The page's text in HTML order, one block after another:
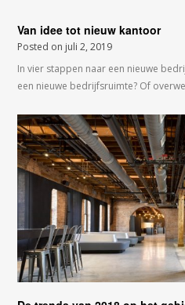
Van idee tot nieuw kantoor
Posted on juli 2, 2019
In vier stappen naar een nieuwe
een nieuwe bedrijfsruimte? Of